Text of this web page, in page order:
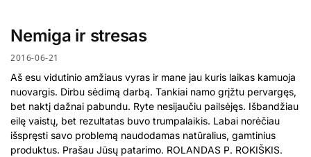
Nemiga ir stresas
2016-06-21
Aš esu vidutinio amžiaus vyras ir mane jau kuris laikas kamuoja
nuovargis. Dirbu sėdimą darbą. Tankiai namo grįžtu pervargęs,
bet naktį dažnai pabundu. Ryte nesijaučiu pailsėjęs. Išbandžiau
eilę vaistų, bet rezultatas buvo trumpalaikis. Labai norėčiau
išspręsti savo problemą naudodamas natūralius, gamtinius
produktus. Prašau Jūsų patarimo. ROLANDAS P. ROKIŠKIS.